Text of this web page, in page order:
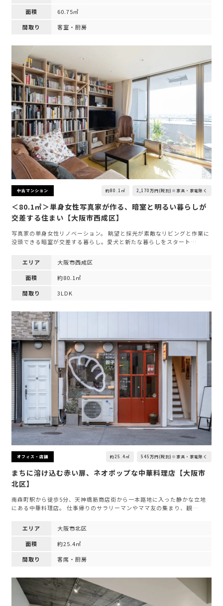
面積
60.75㎡
間取り
客室・厨房
中古マンション 約80.1㎡ 2,170万円(税別)※家具・家電除く
＜80.1㎡＞単身女性写真家が作る、暗室と明るい暮らしが
交差する住まい【大阪市西成区】
写真家の単身女性リノベーション。 眺望と採光が素敵なリビングと作業に
没頭できる暗室が交差する暮らし。愛犬と新たな暮らしをスタート…
エリア
大阪市西成区
面積
約80.1㎡
間取り
3LDK
オフィス・店舗 約25.4㎡ 545万円(税別)※家具・家電除く
まちに溶け込む赤い扉、ネオポップな中華料理店【大阪市
北区】
南森町駅から徒歩5分、天神橋筋商店街から一本路地に入った静かな立地
にある中華料理店。 仕事帰りのサラリーマンやママ友の集まり、観…
エリア
大阪市北区
面積
約25.4㎡
間取り
客席・厨房